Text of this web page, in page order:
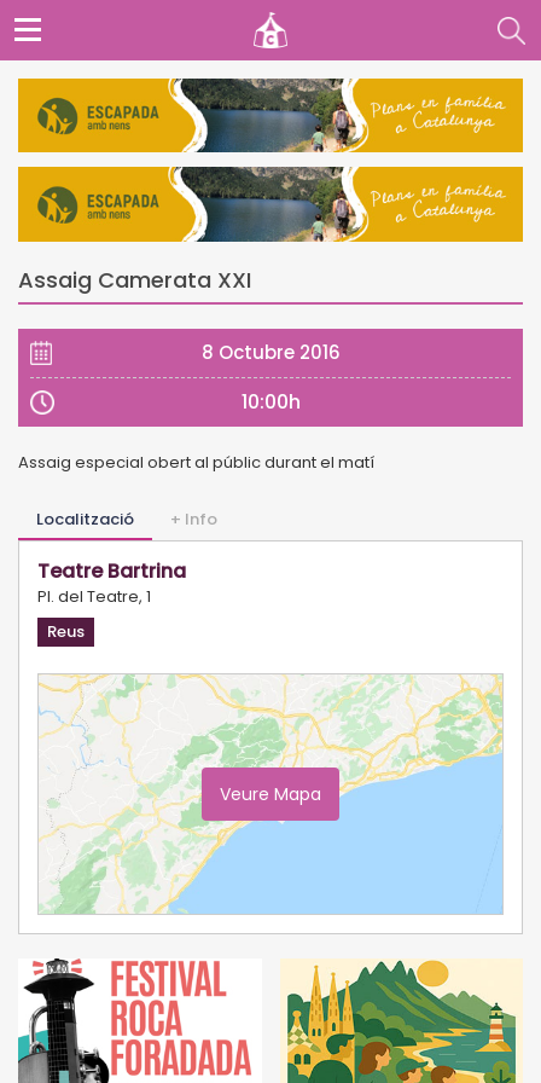
Assaig Camerata XXI
8 Octubre 2016
10:00h
Assaig especial obert al públic durant el matí
Localització + Info
Teatre Bartrina
Pl. del Teatre, 1
Reus
Veure Mapa